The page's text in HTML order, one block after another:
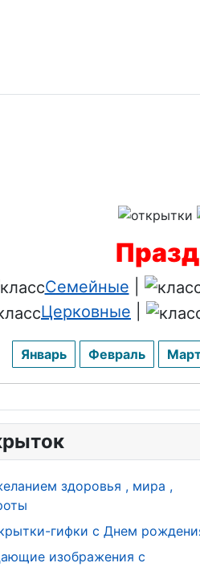
Семейные
Церковные
Январь Февраль
здоровья , мира ,
гифки с Днем
изображения с